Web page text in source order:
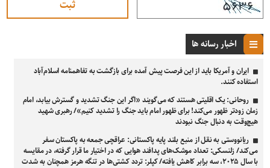
اخبار رسانه ها
ایران و آمریکا باید از این فرصت پیش آمده برای بازگشت به تفاهمنامه اسلام‌آباد
استفاده کنند.
روحانی: یک اقلیتی هستند که می‌گویند «اگر این جنگ تشدید و گسترش بیابد، امام
زمان زودتر ظهور می‌کند! برای ظهور امام باید جنگ را تشدید کنیم»/ رهبری شهید
هیچ‌وقت به دنبال جنگ نبودند
ریانووستی به نقل از منبع بلند پایه پاکستانی: عراقچی جمعه به پاکستان سفر
می‌کند/ زلنسکی: تعداد موشک‌های پدافند هوایی که در اختیار ما قرار گرفته، در مقایسه
با سال ۲۰۲۵، سه برابر کاهش یافته/ کپلر: تردد کشتی‌ها در تنگه هرمز همچنان به‌ شدت